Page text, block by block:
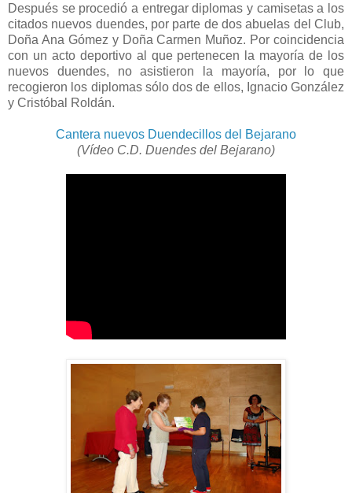
Después se procedió a entregar diplomas y camisetas a los
citados nuevos duendes, por parte de dos abuelas del Club,
Doña Ana Gómez y Doña Carmen Muñoz. Por coincidencia
con un acto deportivo al que pertenecen la mayoría de los
nuevos duendes, no asistieron la mayoría, por lo que
recogieron los diplomas sólo dos de ellos, Ignacio González
y Cristóbal Roldán.
Cantera nuevos Duendecillos del Bejarano
(Vídeo C.D. Duendes del Bejarano)